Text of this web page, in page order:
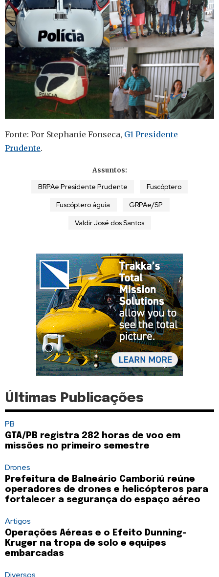
Fonte: Por Stephanie Fonseca, G1 Presidente
Prudente.
Assuntos:
BRPAe Presidente Prudente Fuscóptero
Fuscóptero águia GRPAe/SP
Valdir José dos Santos
Últimas Publicações
PB
GTA/PB registra 282 horas de voo em
missões no primeiro semestre
Drones
Prefeitura de Balneário Camboriú reúne
operadores de drones e helicópteros para
fortalecer a segurança do espaço aéreo
Artigos
Operações Aéreas e o Efeito Dunning-
Kruger na tropa de solo e equipes
embarcadas